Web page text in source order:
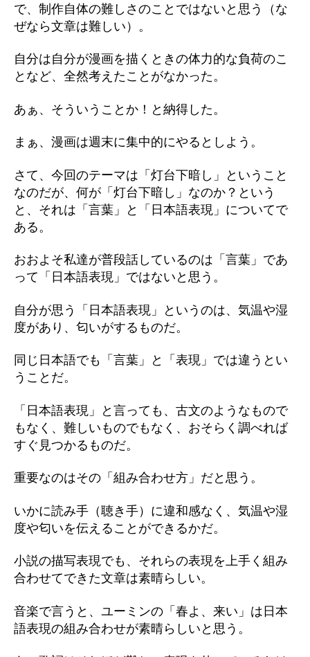
で、制作自体の難しさのことではないと思う（な
ぜなら文章は難しい）。
自分は自分が漫画を描くときの体力的な負荷のこ
となど、全然考えたことがなかった。
あぁ、そういうことか！と納得した。
まぁ、漫画は週末に集中的にやるとしよう。
さて、今回のテーマは「灯台下暗し」ということ
なのだが、何が「灯台下暗し」なのか？という
と、それは「言葉」と「日本語表現」についてで
ある。
おおよそ私達が普段話しているのは「言葉」であ
って「日本語表現」ではないと思う。
自分が思う「日本語表現」というのは、気温や湿
度があり、匂いがするものだ。
同じ日本語でも「言葉」と「表現」では違うとい
うことだ。
「日本語表現」と言っても、古文のようなもので
もなく、難しいものでもなく、おそらく調べれば
すぐ見つかるものだ。
重要なのはその「組み合わせ方」だと思う。
いかに読み手（聴き手）に違和感なく、気温や湿
度や匂いを伝えることができるかだ。
小説の描写表現でも、それらの表現を上手く組み
合わせてできた文章は素晴らしい。
音楽で言うと、ユーミンの「春よ、来い」は日本
語表現の組み合わせが素晴らしいと思う。